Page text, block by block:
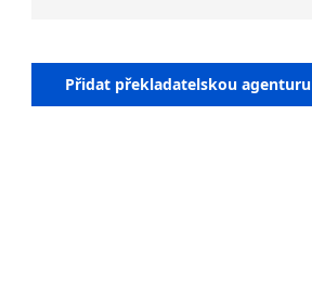
Přidat překladatelskou agenturu